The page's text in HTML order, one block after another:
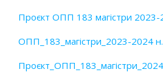
Проєкт ОПП 183 магістри 2023-
ОПП_183_магістри_2023-2024